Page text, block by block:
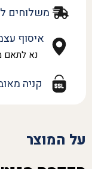
משלוחים
איסוף
נא לתאם מול
קניה
על המוצר